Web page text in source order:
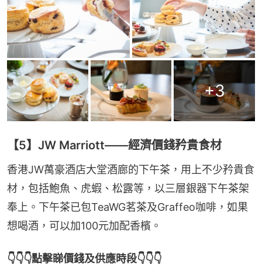
+3
【5】JW Marriott——經濟價錢矜貴食材
香港JW萬豪酒店大堂酒廊的下午茶，用上不少矜貴食
材，包括鮑魚、虎蝦、松露等，以三層銀器下午茶架
奉上。下午茶已包TeaWG茗茶及Graffeo咖啡，如果
想喝酒，可以加100元加配香檳。
👇👇👇點擊睇價錢及供應時段👇👇👇